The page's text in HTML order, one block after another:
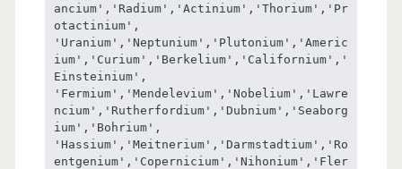
ancium','Radium','Actinium','Thorium','Pr
otactinium',
'Uranium','Neptunium','Plutonium','Americ
ium','Curium','Berkelium','Californium','
Einsteinium',
'Fermium','Mendelevium','Nobelium','Lawre
ncium','Rutherfordium','Dubnium','Seaborg
ium','Bohrium',
'Hassium','Meitnerium','Darmstadtium','Ro
entgenium','Copernicium','Nihonium','Fler